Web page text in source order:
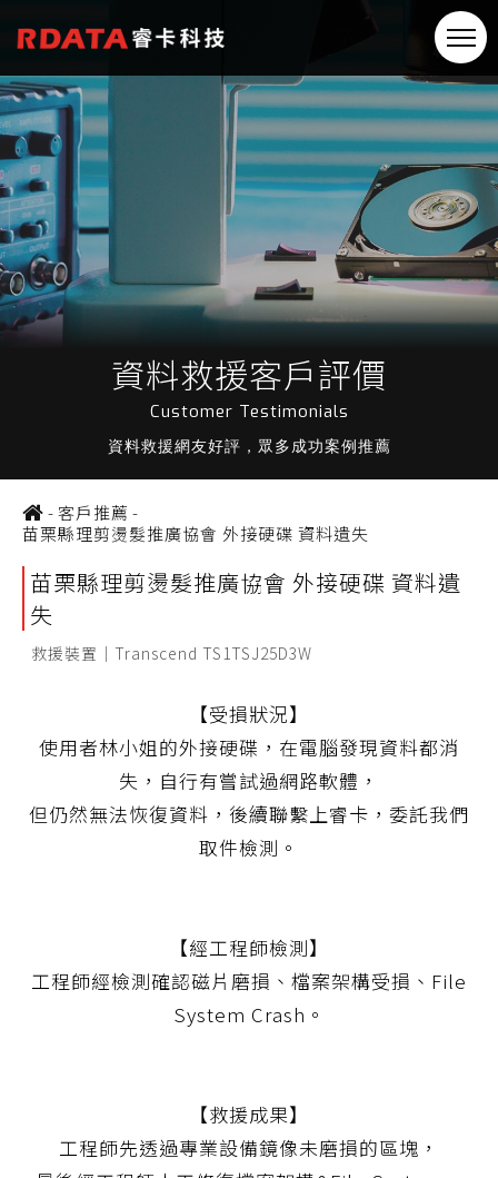
資料救援客戶評價
Customer Testimonials
資料救援網友好評，眾多成功案例推薦
-客戶推薦 -
苗栗縣理剪燙髮推廣協會 外接硬碟 資料遺失
苗栗縣理剪燙髮推廣協會 外接硬碟 資料遺
失
救援裝置｜Transcend TS1TSJ25D3W
【受損狀況】
使用者林小姐的外接硬碟，在電腦發現資料都消
失，自行有嘗試過網路軟體，
但仍然無法恢復資料，後續聯繫上睿卡，委託我們
取件檢測。
【經工程師檢測】
工程師經檢測確認磁片磨損、檔案架構受損、File
System Crash。
【救援成果】
工程師先透過專業設備鏡像未磨損的區塊，